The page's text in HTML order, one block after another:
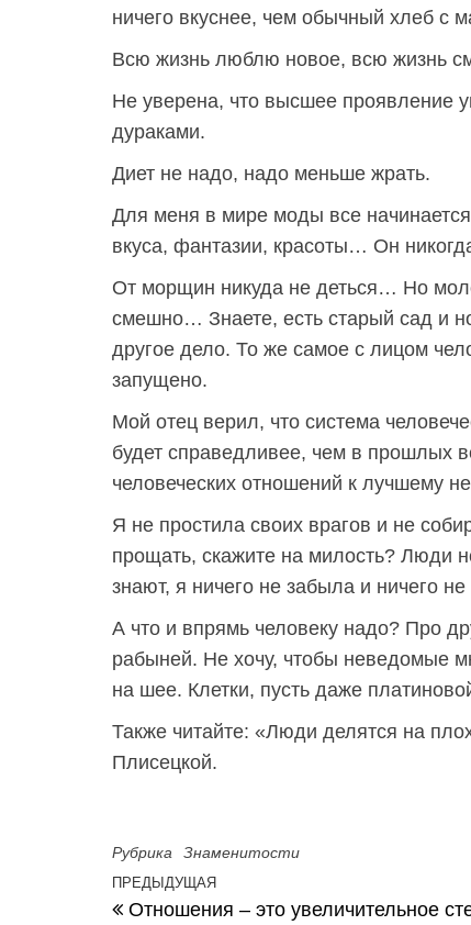
ничего вкуснее, чем обычный хлеб с
Всю жизнь люблю новое, всю жизнь
Не уверена, что высшее проявление
дураками.
Диет не надо, надо меньше жрать.
Для меня в мире моды все
вкуса, фантазии, красоты… Он
От морщин никуда не деться… Но
смешно… Знаете, есть старый сад и
другое дело. То же самое с лицом
запущено.
Мой отец верил, что система
будет справедливее, чем в прошлых
человеческих отношений к лучшему
Я не простила своих врагов и не
прощать, скажите на милость? Люди
знают, я ничего не забыла и ничего не
А что и впрямь человеку надо? Про
рабыней. Не хочу, чтобы неведомые
на шее. Клетки, пусть даже
Также читайте: «Люди делятся на
Плисецкой.
Рубрика Знаменитости
Навигация по записям
Предыдущая запись
ПРЕДЫДУЩАЯ
Отношения – это увеличительное